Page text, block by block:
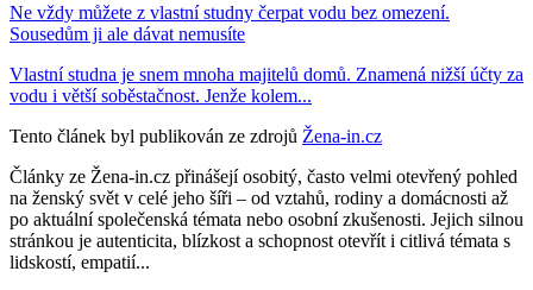
Ne vždy můžete z vlastní studny čerpat vodu bez omezení.
Sousedům ji ale dávat nemusíte
Vlastní studna je snem mnoha majitelů domů. Znamená nižší účty za
vodu i větší soběstačnost. Jenže kolem...
Tento článek byl publikován ze zdrojů Žena-in.cz
Články ze Žena-in.cz přinášejí osobitý, často velmi otevřený pohled
na ženský svět v celé jeho šíři – od vztahů, rodiny a domácnosti až
po aktuální společenská témata nebo osobní zkušenosti. Jejich silnou
stránkou je autenticita, blízkost a schopnost otevřít i citlivá témata s
lidskostí, empatií...